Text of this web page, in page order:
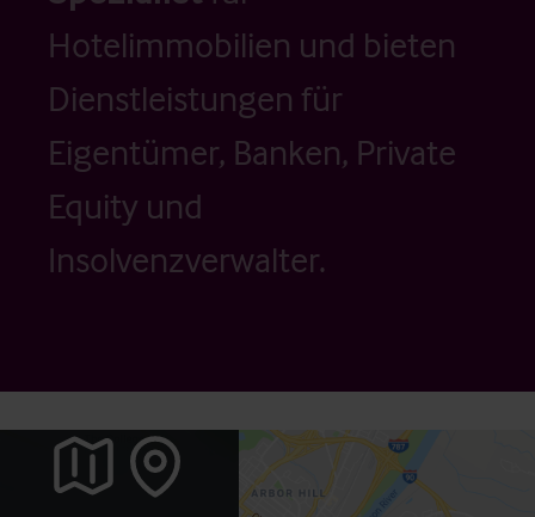
Hotelimmobilien und bieten
Dienstleistungen für
Eigentümer, Banken, Private
Equity und
Insolvenzverwalter.